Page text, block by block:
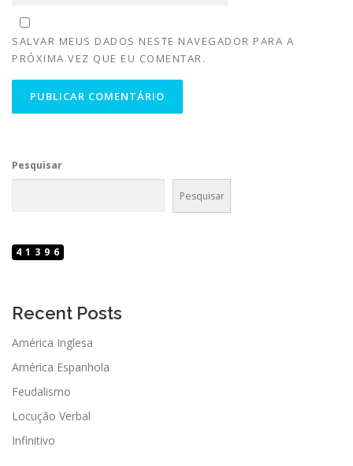
SALVAR MEUS DADOS NESTE NAVEGADOR PARA A
PRÓXIMA VEZ QUE EU COMENTAR.
Pesquisar
Pesquisar
41396
Recent Posts
América Inglesa
América Espanhola
Feudalismo
Locução Verbal
Infinitivo